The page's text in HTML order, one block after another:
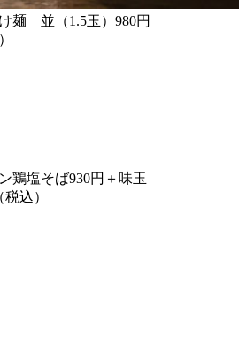
麺 並（1.5玉）980円
鶏塩そば930円＋味玉
込）